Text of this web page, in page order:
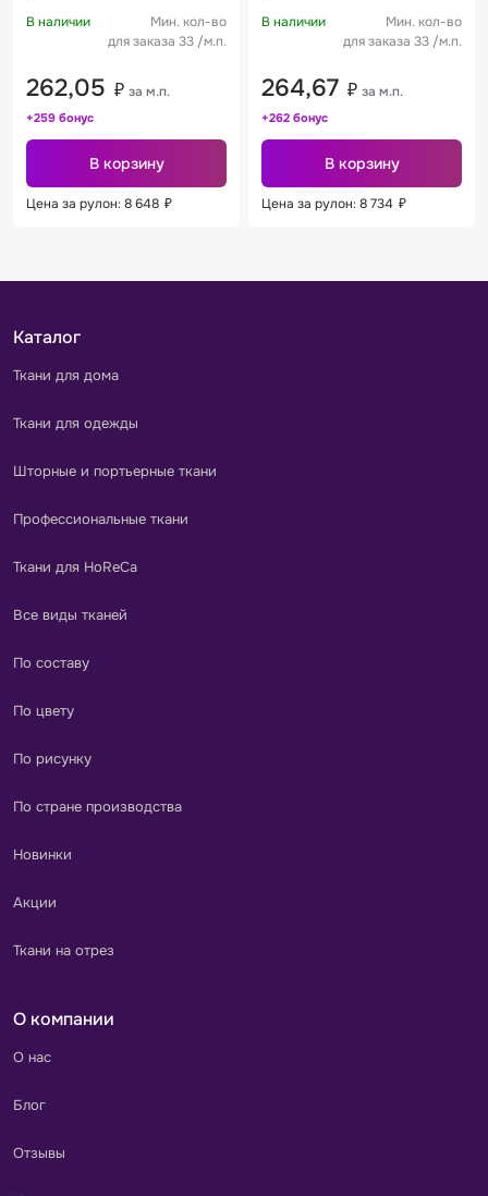
В наличии
Мин. кол-во
для заказа 33 /м.п.
262,05 ₽ за м.п.
+259 бонус
В корзину
Цена за рулон: 8 648 ₽
В наличии
Мин. кол-во
для заказа 33 /м.п.
264,67 ₽ за м.п.
+262 бонус
В корзину
Цена за рулон: 8 734 ₽
Каталог
Ткани для дома
Ткани для одежды
Шторные и портьерные ткани
Профессиональные ткани
Ткани для HoReCa
Все виды тканей
По составу
По цвету
По рисунку
По стране производства
Новинки
Акции
Ткани на отрез
О компании
О нас
Блог
Отзывы